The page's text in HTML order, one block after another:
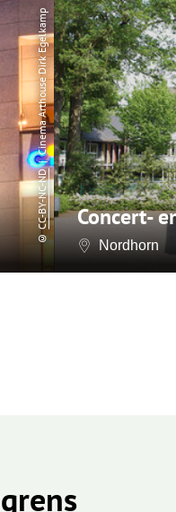
©
CC-BY-NC-ND
| Cinema Arthouse Dirk Egelkamp
Concert-
Nordhorn